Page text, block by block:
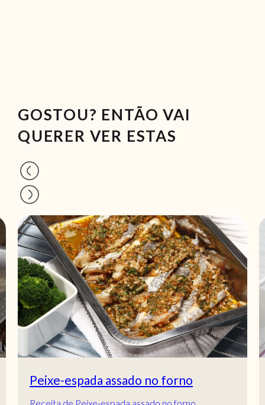
GOSTOU? ENTÃO VAI
QUERER VER ESTAS
Salada de massa, tomate e mozzarella
fresca